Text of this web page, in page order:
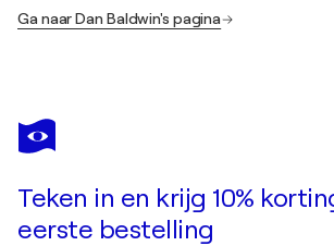
Ga naar Dan Baldwin's pagina
Teken in en krijg 10%
eerste bestelling